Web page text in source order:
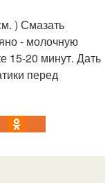
) Смазать
- молочную
15-20 минут. Дать
перед